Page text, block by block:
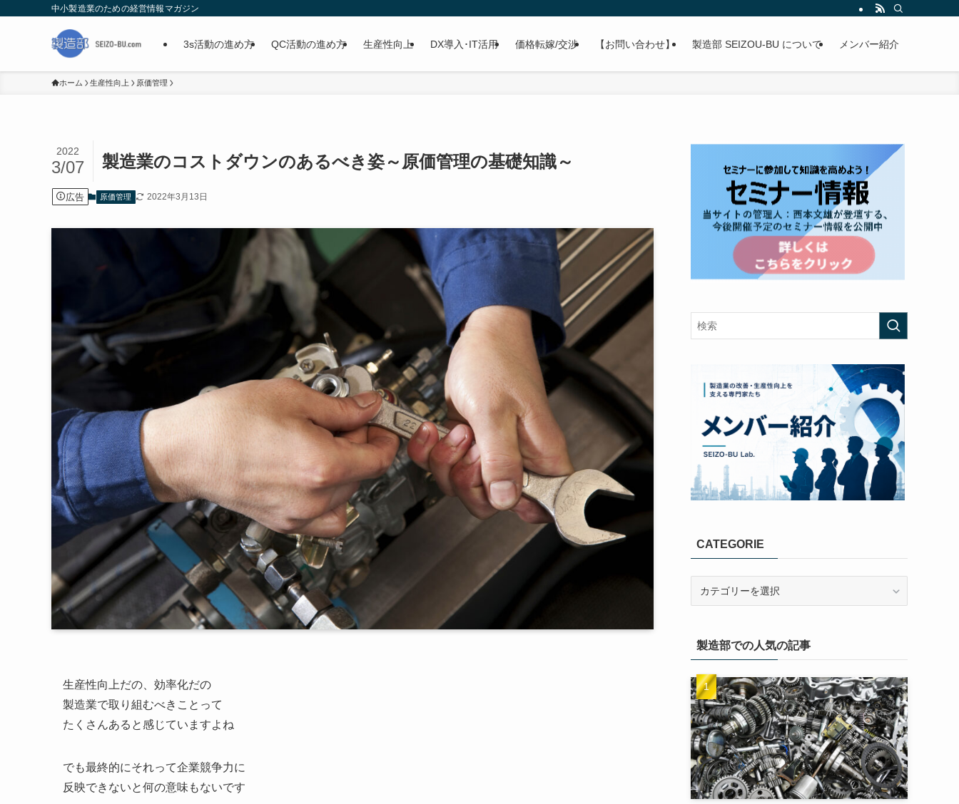
中小製造業のための経営情報マガジン
3s活動の進め方 QC活動の進め方 生産性向上 DX導入･IT活用 価格転嫁/交渉 【お問い合わせ】 製造部 SEIZOU-BU について メンバー紹介
ホーム 生産性向上 原価管理
製造業のコストダウンのあるべき姿～原価管理の基礎知識～
2022
3/07
広告 原価管理 2022年3月13日
生産性向上だの、効率化だの
製造業で取り組むべきことって
たくさんあると感じていますよね
でも最終的にそれって企業競争力に
反映できないと何の意味もないです
CATEGORIE
製造部での人気の記事